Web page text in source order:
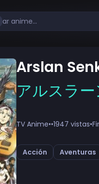
Arslan
アルスラ
TV Anime••1947 vistas•
Acción Aventuras